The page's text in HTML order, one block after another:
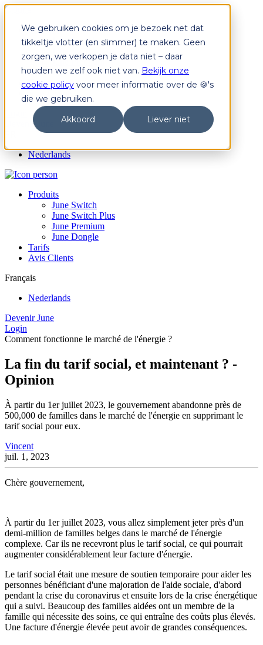
We gebruiken cookies om je bezoek net dat
tikkeltje vlotter (en slimmer) te maken. Geen
zorgen, we verkopen je data niet – daar
houden we zelf ook niet van. Bekijk onze
cookie policy voor meer informatie over de 🍪's
die we gebruiken.
Akkoord
Liever niet
Produits
June Switch
June Switch Plus
June Premium
June Dongle
Tarifs
Avis Clients
Devenir June
Nederlands
Produits
June Switch
June Switch Plus
June Premium
June Dongle
Tarifs
Avis Clients
Français
Nederlands
Devenir June
Login
Comment fonctionne le marché de l'énergie ?
La fin du tarif social, et maintenant ? -
Opinion
À partir du 1er juillet 2023, le gouvernement abandonne près de
500,000 de familles dans le marché de l'énergie en supprimant le
tarif social pour eux.
Vincent
juil. 1, 2023
Chère gouvernement,
À partir du 1er juillet 2023, vous allez simplement jeter près d'un
demi-million de familles belges dans le marché de l'énergie
complexe. Car ils ne recevront plus le tarif social, ce qui pourrait
augmenter considérablement leur facture d'énergie.
Le tarif social était une mesure de soutien temporaire pour aider les
personnes bénéficiant d'une majoration de l'aide sociale, d'abord
pendant la crise du coronavirus et ensuite lors de la crise énergétique
qui a suivi. Beaucoup des familles aidées ont un membre de la
famille qui nécessite des soins, ce qui entraîne des coûts plus élevés.
Une facture d'énergie élevée peut avoir de grandes conséquences.